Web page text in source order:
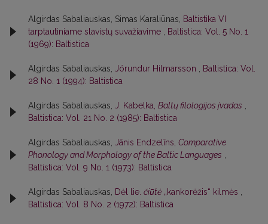
Algirdas Sabaliauskas, Simas Karaliūnas,
Baltistika VI
tarptautiniame slavistų suvažiavime
Baltistica: Vol. 5 No. 1
(1969): Baltistica
Algirdas Sabaliauskas, Jörundur Hilmarsson
Baltistica: Vol.
28 No. 1 (1994): Baltistica
Algirdas Sabaliauskas, J. Kabelka, Baltų filologijos įvadas
Baltistica: Vol. 21 No. 2 (1985): Baltistica
Algirdas Sabaliauskas, Jānis Endzelīns, Comparative
Phonology and Morphology of the Baltic Languages
Baltistica: Vol. 9 No. 1 (1973): Baltistica
Algirdas Sabaliauskas, Dėl lie. čiū̃tė „kankorėžis“ kilmės
Baltistica: Vol. 8 No. 2 (1972): Baltistica